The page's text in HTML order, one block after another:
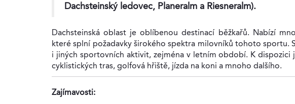
Dachsteinský ledovec, Planeralm a Riesneralm).
Dachsteinská oblast je oblíbenou destinací běžkařů. Nabízí
které splní požadavky širokého spektra milovníků tohoto sportu.
i jiných sportovních aktivit, zejména v letním období. K dispozici
cyklistických tras, golfová hřiště, jízda na koni a mnoho dalšího.
Zajímavosti: